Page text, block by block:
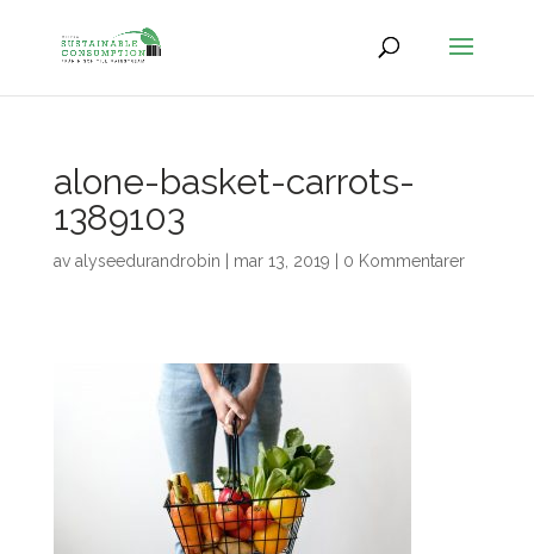
alone-basket-carrots-
1389103
av alyseedurandrobin mar 13, 2019 0 Kommentarer